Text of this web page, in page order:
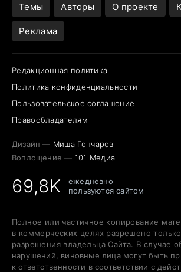
Темы Авторы О проекте
Реклама
Редакционная политика
Политика конфиденциальности
Пользовательское соглашение
Правообладателям
Дизайн — Миша Гончаров
Воплощение — 101 Медиа
69,8K
ежедневно
пользуются сайтом
Полное или частичное копирование
в коммерческих целях разрешено
разрешения владельца Сайта. В случае
нарушений, виновные лица могут быть
к ответственности в соответствии с